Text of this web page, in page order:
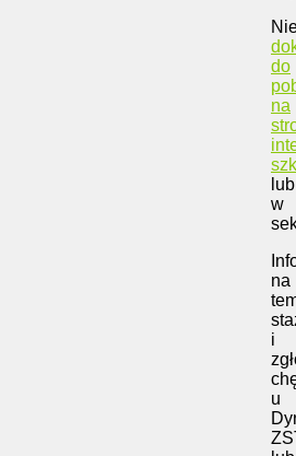
do
na
lub
w
na
i
u